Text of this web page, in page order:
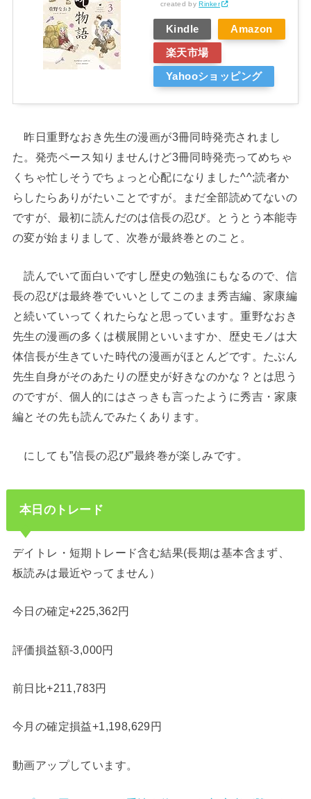
created byRinker
Kindle Amazon
楽天市場
Yahooショッピング
昨日重野なおき先生の漫画が3冊同時発売されまし
た。発売ペース知りませんけど3冊同時発売ってめちゃ
くちゃ忙しそうでちょっと心配になりました^^;読者か
らしたらありがたいことですが。まだ全部読めてないの
ですが、最初に読んだのは信長の忍び。とうとう本能寺
の変が始まりまして、次巻が最終巻とのこと。
読んでいて面白いですし歴史の勉強にもなるので、信
長の忍びは最終巻でいいとしてこのまま秀吉編、家康編
と続いていってくれたらなと思っています。重野なおき
先生の漫画の多くは横展開といいますか、歴史モノは大
体信長が生きていた時代の漫画がほとんどです。たぶん
先生自身がそのあたりの歴史が好きなのかな？とは思う
のですが、個人的にはさっきも言ったように秀吉・家康
編とその先も読んでみたくあります。
にしても”信長の忍び”最終巻が楽しみです。
本日のトレード
デイトレ・短期トレード含む結果(長期は基本含まず、
板読みは最近やってません）
今日の確定+225,362円
評価損益額-3,000円
前日比+211,783円
今月の確定損益+1,198,629円
動画アップしています。